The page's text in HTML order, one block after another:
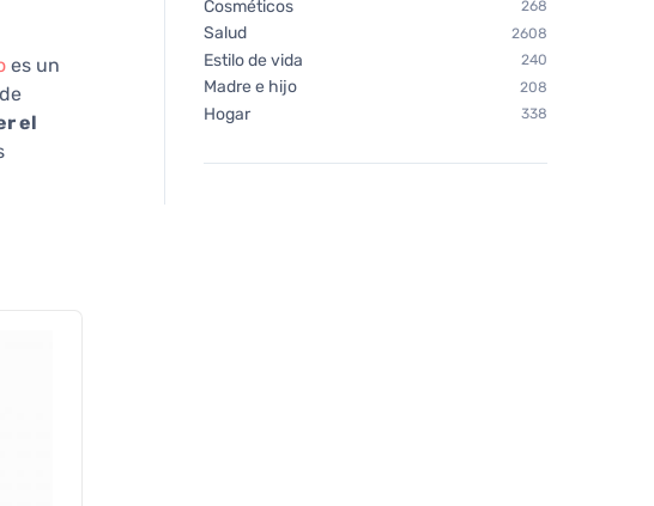
es un
el
Cosméticos 268
Salud 2608
Estilo de vida 240
Madre e hijo 208
Hogar 338